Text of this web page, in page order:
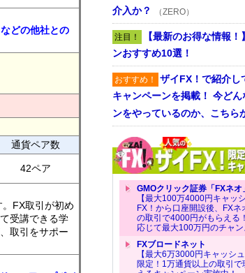
どの他社との
通貨ペア数
42ペア
。FX取引が初め
受講できる学
取引をサポー
介入か？
（ZERO）
注目！ 【最新のお得な情報
ンおすすめ10選！
おすすめ！ ザイFX！で紹介し
キャンペーンを掲載！ 今ど
ンをやっているのか、こちら
GMOクリック証券「FXネオ
【最大100万4000円キャッ
FX！から口座開設後、FX
の取引で4000円がもらえる
応じて最大100万円のチャン
FXブロードネット
【最大6万3000円キャッシ
限定！1万通貨以上の取引